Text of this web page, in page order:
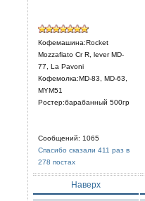
Кофемашина:Rocket
Mozzafiato Cr R, lever MD-
77, La Pavoni
Кофемолка:MD-83, MD-63,
MYM51
Ростер:барабанный 500гр
Сообщений: 1065
Спасибо сказали 411 раз в
278 постах
Наверх